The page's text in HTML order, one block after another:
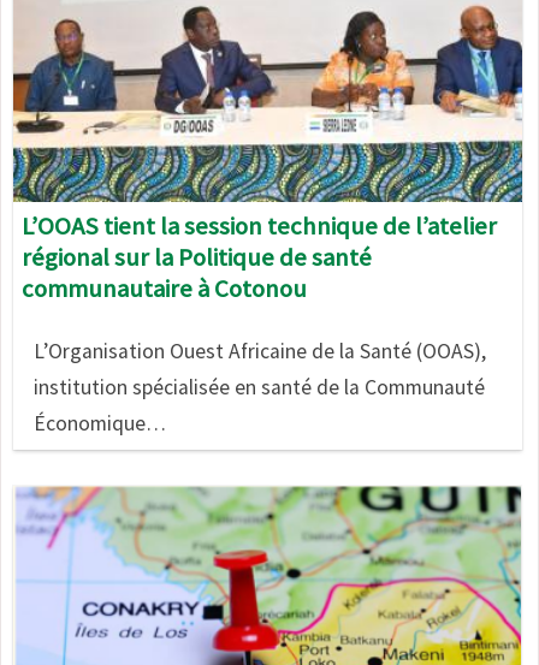
L’OOAS tient la session technique de l’atelier
régional sur la Politique de santé
communautaire à Cotonou
L’Organisation Ouest Africaine de la Santé (OOAS),
institution spécialisée en santé de la Communauté
Économique…
Image